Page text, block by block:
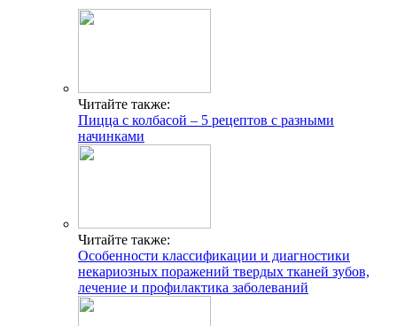
Читайте также:
Пицца с колбасой – 5 рецептов с разными
начинками
Читайте также:
Особенности классификации и диагностики
некариозных поражений твердых тканей зубов,
лечение и профилактика заболеваний